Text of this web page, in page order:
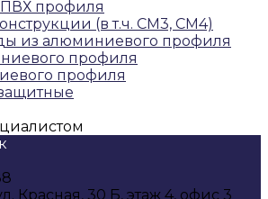
профиля
(в т.ч. СМ3, СМ4)
из алюминиевого профиля
профиля
профиля
Красная, 30 Б, этаж 4, офис 3